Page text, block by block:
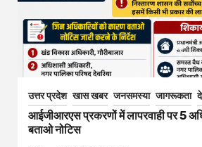
उत्तर प्रदेश खास खबर जनसमस्या जागरूकता
आईजीआरएस प्रकरणों में लापरवाही पर 5
बताओ नोटिस